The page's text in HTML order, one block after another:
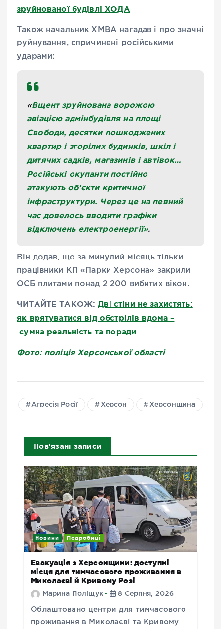
зруйнованої будівлі ХОДА
Також начальник ХМВА нагадав і про значні
руйнування, спричинені російськими
ударами:
«Вщент зруйнована ворожою
авіацією адмінбудівля на площі
Свободи, десятки пошкоджених
квартир і згорілих будинків, шкіл і
дитячих садків, магазинів і автівок…
Російські окупанти постійно
атакують об’єкти критичної
інфраструктури. Через це на певний
час довелось вводити графіки
відключень електроенергії».
Він додав, що за минулий місяць тільки
працівники КП «Парки Херсона» закрили
ОСБ плитами понад 2 200 вибитих вікон.
ЧИТАЙТЕ ТАКОЖ: Дві стіни не захистять:
як врятуватися від обстрілів вдома –
сумна реальність та поради
Фото: поліція Херсонської області
Агресія Росії Херсон Херсонщина
Пов'язані записи
Новини Подробиці
Евакуація з Херсонщини: доступні
місця для тимчасового проживання в
Миколаєві й Кривому Розі
Марина Поліщук 8 Серпня, 2026
Облаштовано центри для тимчасового
проживання в Миколаєві та Кривому